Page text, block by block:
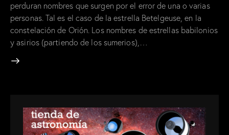
perduran nombres que surgen por el error de una o varias
personas. Tal es el caso de la estrella Betelgeuse, en la
constelación de Orión. Los nombres de estrellas babilonios
y asirios (partiendo de los sumerios),…